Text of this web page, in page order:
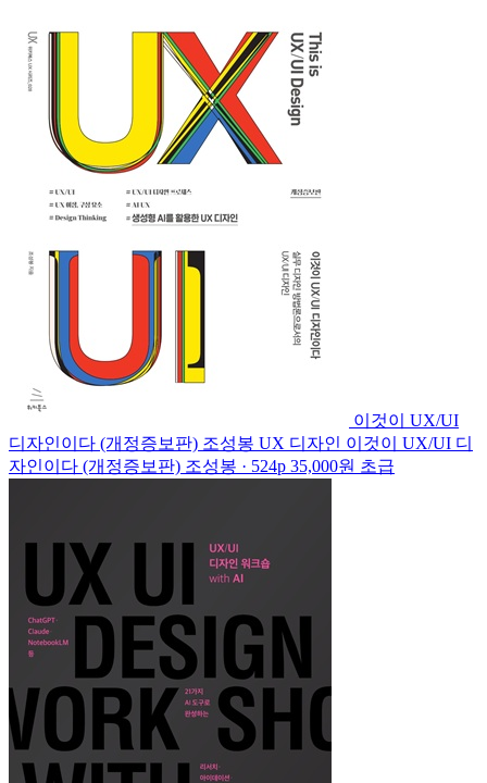
이것이 UX/UI
디자인이다 (개정증보판) 조성봉 UX 디자인 이것이 UX/UI 디
자인이다 (개정증보판) 조성봉 · 524p 35,000원 초급